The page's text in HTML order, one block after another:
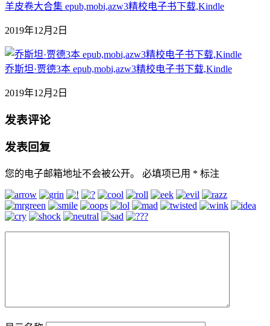
羊皮卷大合集 epub,mobi,azw3精校电子书下载,Kindle
2019年12月2日
乔斯坦·贾德3本 epub,mobi,azw3精校电子书下载,Kindle
2019年12月2日
发表评论
发表回复
您的电子邮箱地址不会被公开。 必填项已用 * 标注